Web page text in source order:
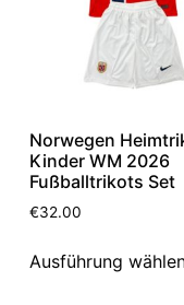
Norwegen
Kinder WM 2026
Fußballtrikots Set
€32.00
Ausführung